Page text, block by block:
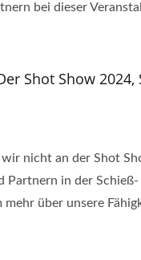
bei dieser
Shot Show 2024,
nicht an der Shot
in der
über unsere